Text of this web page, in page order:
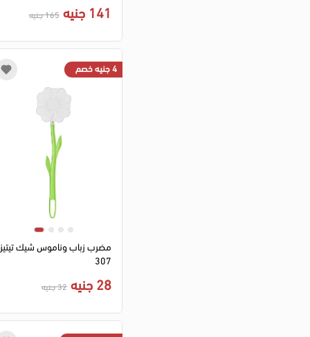
141 جنيه 165 جنيه
4 جنيه خصم
مضرب زباب وناموس شيك تيتيز
307
28 جنيه 32 جنيه